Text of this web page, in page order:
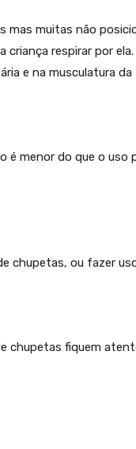
mas muitas não
criança respirar por
e na musculatura da
é menor do que o
chupetas, ou fazer
chupetas fiquem